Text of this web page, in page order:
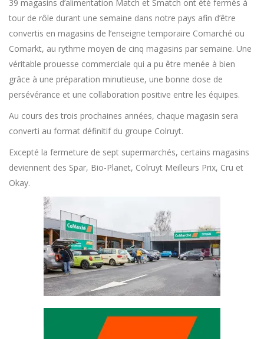
39 magasins d’alimentation Match et Smatch ont été fermés à
tour de rôle durant une semaine dans notre pays afin d’être
convertis en magasins de l’enseigne temporaire Comarché ou
Comarkt, au rythme moyen de cinq magasins par semaine. Une
véritable prouesse commerciale qui a pu être menée à bien
grâce à une préparation minutieuse, une bonne dose de
persévérance et une collaboration positive entre les équipes.
Au cours des trois prochaines années, chaque magasin sera
converti au format définitif du groupe Colruyt.
Excepté la fermeture de sept supermarchés, certains magasins
deviennent des Spar, Bio-Planet, Colruyt Meilleurs Prix, Cru et
Okay.